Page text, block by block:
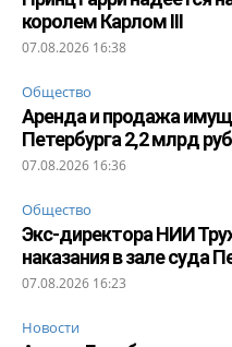
королем Карлом III
07.08.2026 16:38
Общество
Аренда и продажа
Петербурга 2,2 млрд
07.08.2026 16:36
Общество
Экс-директора НИИ
наказания в зале суда
07.08.2026 16:23
Новости